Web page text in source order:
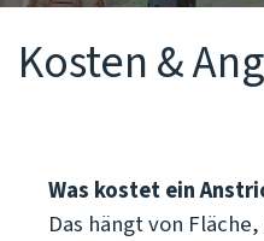
Kosten &
Was kostet ein
Das hängt von